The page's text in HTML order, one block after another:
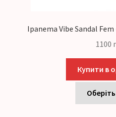
Ipanema Vibe Sandal
1100
Купити в